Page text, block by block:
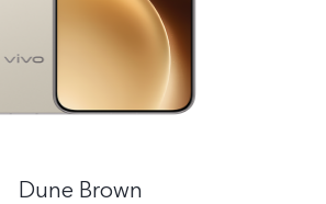
Italia | Seleziona paese/regione
Dune Brown